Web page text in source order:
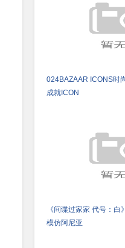
024BAZAAR ICONS时
成就ICON
《间谍过家家 代号：
模仿阿尼亚